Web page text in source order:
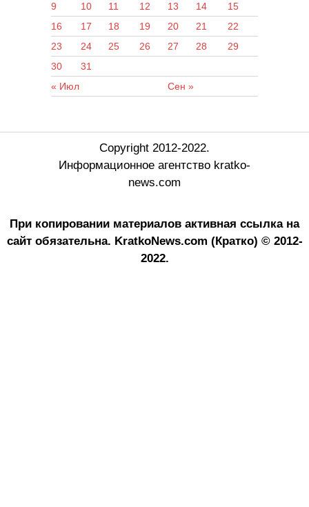
« Июл Сен »
9
10 11 12 13 14
15
16
17 18 19 20 21
22
23
24 25 26 27 28
29
30
31
Copyright 2012-2022.
Информационное агентство kratko-
news.com
При копировании материалов активная ссылка на
сайт обязательна. KratkoNews.com (Кратко) © 2012-
2022.